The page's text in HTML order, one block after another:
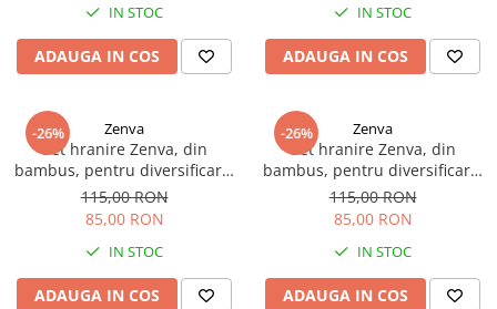
Scutece si Servetele
Dispozitive Copii
Nebulizatoare
Detergenti
Cadite bebe
Jucarii de Baie
Jucarii De Plus
Minibo
Monopoly
Monster Flex
MR.WHITE
My Planet Baby
New Born Baby
Paw Patrol/ Patrula Catelusilor
IN STOC
ADAUGA IN COS
IN STOC
ADAUGA IN COS
-26% Zenva
Set hranire Zenva, din
bambus, pentru diversificare,
6+ luni, 5 piese, culoare Bleu,
model Ursulet
115,00 RON
85,00 RON
IN STOC
ADAUGA IN COS
-26% Zenva
Set hranire Zenva, din
bambus, pentru diversificare,
6+ luni, 5 piese, culoare Roz,
model Curcubeu
115,00 RON
85,00 RON
IN STOC
ADAUGA IN COS